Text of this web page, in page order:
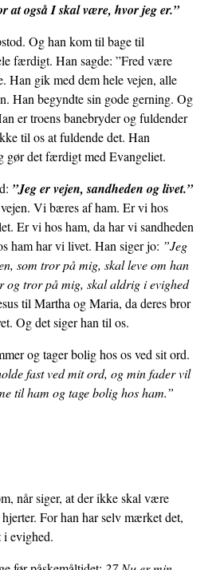
at også I skal være, hvor jeg er.”
Og han kom til bage til
færdigt. Han sagde: ”Fred være
Han gik med dem hele vejen, alle
Han begyndte sin gode gerning. Og
er troens banebryder og fuldender
til os at fuldende det. Han
gør det færdigt med Evangeliet.
”Jeg er vejen, sandheden og livet.”
Vi bæres af ham. Er vi hos
Er vi hos ham, da har vi sandheden
ham har vi livet. Han siger jo: ”Jeg
som tror på mig, skal leve om han
og tror på mig, skal aldrig i evighed
til Martha og Maria, da deres bror
Og det siger han til os.
og tager bolig hos os ved sit ord.
fast ved mit ord, og min fader vil
til ham og tage bolig hos ham.”
når siger, at der ikke skal være
For han har selv mærket det,
evighed.